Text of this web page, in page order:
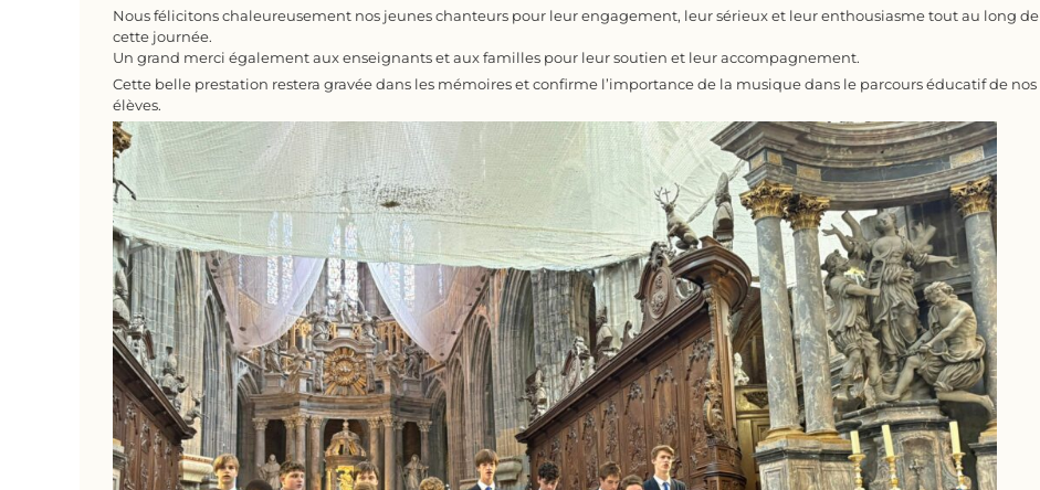
Nous félicitons chaleureusement nos jeunes chanteurs pour leur engagement, leur sérieux et leur enthousiasme tout au long de
cette journée.
Un grand merci également aux enseignants et aux familles pour leur soutien et leur accompagnement.
Cette belle prestation restera gravée dans les mémoires et confirme l’importance de la musique dans le parcours éducatif de nos
élèves.